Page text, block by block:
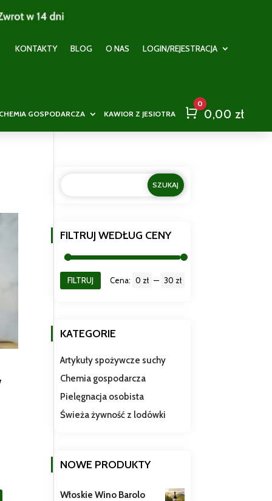
KONTAKTY BLOG O NAS LOGIN/REJESTRACJA
GOSPODARCZA KAWIOR Z JESIOTRA Cart
0
0,00 zł
FILTRUJ WEDŁUG CENY
FILTRUJ Cena: 0 zł — 30 zł
KATEGORIE
Artykuły spożywcze suchy
Chemia gospodarcza
Pielęgnacja osobista
Świeża żywność z lodówki
NOWE PRODUKTY
Włoskie Wino Barolo